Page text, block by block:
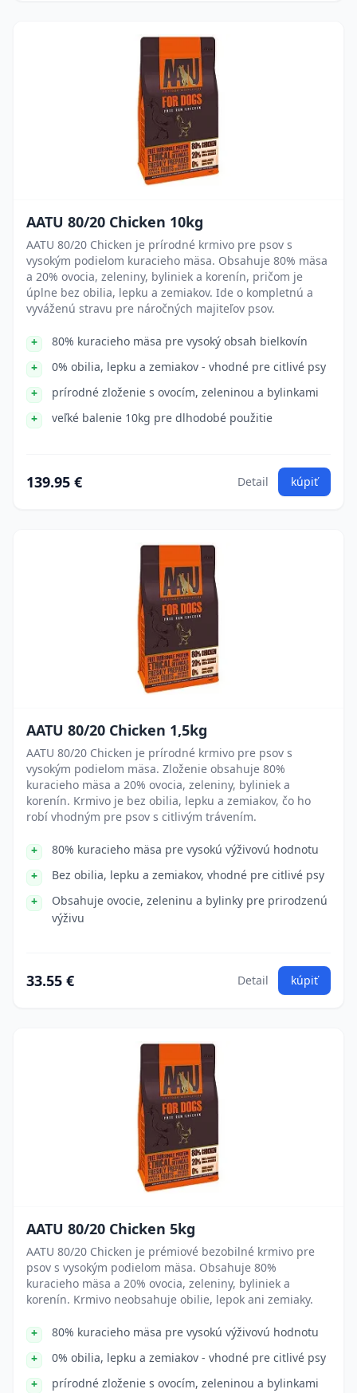
AATU 80/20 Chicken 10kg
AATU 80/20 Chicken je prírodné krmivo pre psov s
vysokým podielom kuracieho mäsa. Obsahuje 80% mäsa
a 20% ovocia, zeleniny, byliniek a korenín, pričom je
úplne bez obilia, lepku a zemiakov. Ide o kompletnú a
vyváženú stravu pre náročných majiteľov psov.
80% kuracieho mäsa pre vysoký obsah bielkovín
0% obilia, lepku a zemiakov - vhodné pre citlivé psy
prírodné zloženie s ovocím, zeleninou a bylinkami
veľké balenie 10kg pre dlhodobé použitie
139.95 € Detail kúpiť
AATU 80/20 Chicken 1,5kg
AATU 80/20 Chicken je prírodné krmivo pre psov s
vysokým podielom mäsa. Zloženie obsahuje 80%
kuracieho mäsa a 20% ovocia, zeleniny, byliniek a
korenín. Krmivo je bez obilia, lepku a zemiakov, čo ho
robí vhodným pre psov s citlivým trávením.
80% kuracieho mäsa pre vysokú výživovú hodnotu
Bez obilia, lepku a zemiakov, vhodné pre citlivé psy
Obsahuje ovocie, zeleninu a bylinky pre prirodzenú
výživu
33.55 € Detail kúpiť
AATU 80/20 Chicken 5kg
AATU 80/20 Chicken je prémiové bezobilné krmivo pre
psov s vysokým podielom mäsa. Obsahuje 80%
kuracieho mäsa a 20% ovocia, zeleniny, byliniek a
korenín. Krmivo neobsahuje obilie, lepok ani zemiaky.
80% kuracieho mäsa pre vysokú výživovú hodnotu
0% obilia, lepku a zemiakov - vhodné pre citlivé psy
prírodné zloženie s ovocím, zeleninou a bylinkami